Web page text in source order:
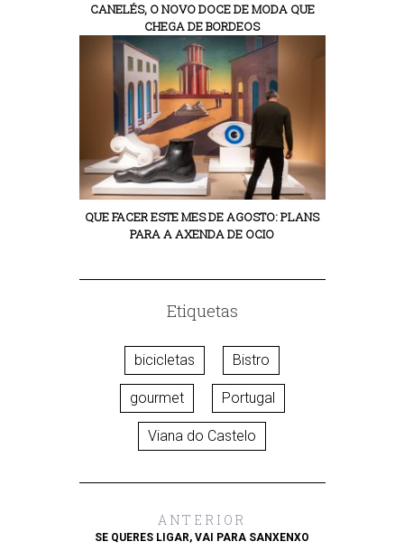
CANELÉS, O NOVO DOCE DE MODA QUE
CHEGA DE BORDEOS
QUE FACER ESTE MES DE AGOSTO: PLANS
PARA A AXENDA DE OCIO
Etiquetas
bicicletas Bistro
gourmet Portugal
Viana do Castelo
ANTERIOR
SE QUERES LIGAR, VAI PARA SANXENXO